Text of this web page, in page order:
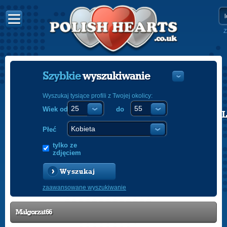
POLISH
Szybkiewyszukiwanie
Wyszukaj tysiące profili z Twojej okolicy:
Wiek od do
Płeć
tylko ze
zdjęciem
Wyszukaj
zaawansowane wyszukiwanie
Malgorzat66